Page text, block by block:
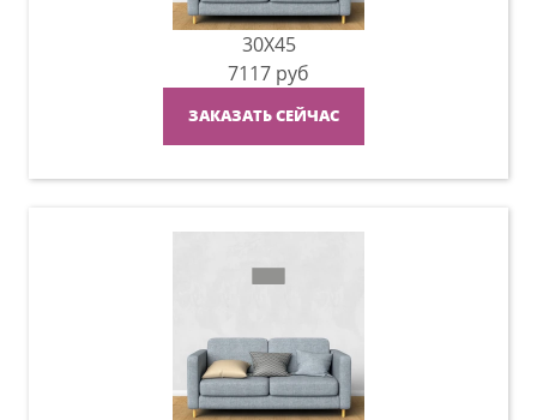
30X45
7117 руб
ЗАКАЗАТЬ СЕЙЧАС